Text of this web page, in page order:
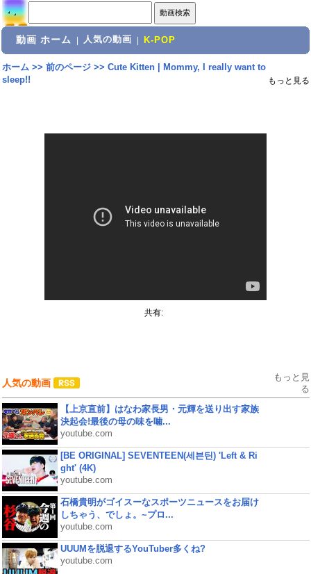
動画 ホーム 人気の動画 K-POP
ホーム>> 前のページ>> Cute Kitten | Mommy, I really want to
sleep!!
もっと見る
共有:
人気の動画
もっと見
る
【上京直前】はなわ家長男・元輝を送り出す家族
決起会!最後の母の味を噛...
youtube.com
[BE ORIGINAL] SEVENTEEN(세븐틴) 'Left & Ri
ght' (4K)
youtube.com
石橋貴明がゴイスーなスポーツニュースをお届け
しちゃう、でしょ。~プロ...
youtube.com
UUUMを脱退するYouTuber多くね?
youtube.com